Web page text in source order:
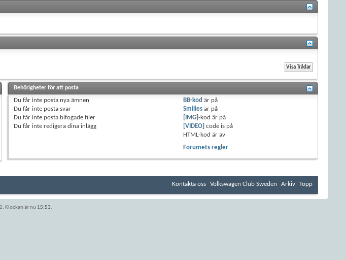
Behörigheter för att posta
Dufår inte posta nya ämnen
Dufår inte posta svar
Dufår inte posta bifogade filer
Dufår inte redigera dina inlägg
BB-kod är på
Smilies är på
[IMG]-kod är på
[VIDEO] code is på
HTML-kod ärav
Forumets regler
Kontakta oss Volkswagen Club Sweden Arkiv Topp
Klockan är nu 15:53.